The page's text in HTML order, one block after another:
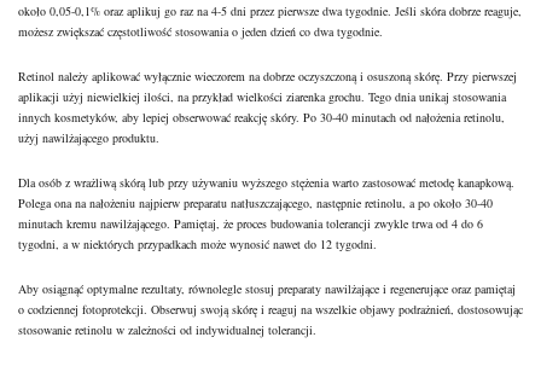
około 0,05-0,1% oraz aplikuj go raz na 4-5 dni przez pierwsze dwa tygodnie. Jeśli skóra dobrze reaguje,
możesz zwiększać częstotliwość stosowania o jeden dzień co dwa tygodnie.
Retinol należy aplikować wyłącznie wieczorem na dobrze oczyszczoną i osuszoną skórę. Przy pierwszej
aplikacji użyj niewielkiej ilości, na przykład wielkości ziarenka grochu. Tego dnia unikaj stosowania
innych kosmetyków, aby lepiej obserwować reakcję skóry. Po 30-40 minutach od nałożenia retinolu,
użyj nawilżającego produktu.
Dla osób z wrażliwą skórą lub przy używaniu wyższego stężenia warto zastosować metodę kanapkową.
Polega ona na nałożeniu najpierw preparatu natłuszczającego, następnie retinolu, a po około 30-40
minutach kremu nawilżającego. Pamiętaj, że proces budowania tolerancji zwykle trwa od 4 do 6
tygodni, a w niektórych przypadkach może wynosić nawet do 12 tygodni.
Aby osiągnąć optymalne rezultaty, równolegle stosuj preparaty nawilżające i regenerujące oraz pamiętaj
o codziennej fotoprotekcji. Obserwuj swoją skórę i reaguj na wszelkie objawy podrażnień, dostosowując
stosowanie retinolu w zależności od indywidualnej tolerancji.